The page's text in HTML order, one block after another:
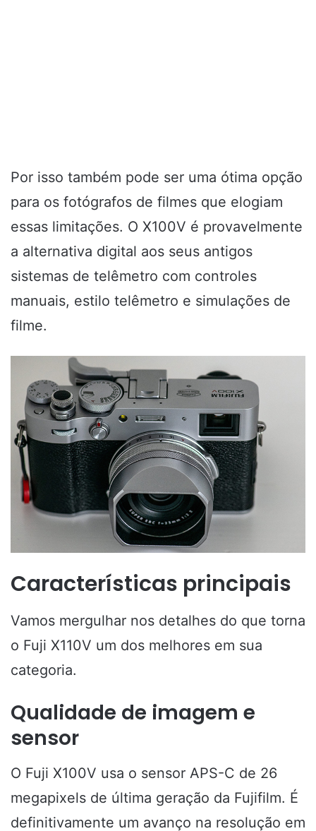
Por isso também pode ser uma ótima opção
para os fotógrafos de filmes que elogiam
essas limitações. O X100V é provavelmente
a alternativa digital aos seus antigos
sistemas de telêmetro com controles
manuais, estilo telêmetro e simulações de
filme.
Características principais
Vamos mergulhar nos detalhes do que torna
o Fuji X110V um dos melhores em sua
categoria.
Qualidade de imagem e
sensor
O Fuji X100V usa o sensor APS-C de 26
megapixels de última geração da Fujifilm. É
definitivamente um avanço na resolução em